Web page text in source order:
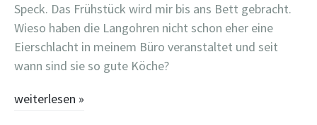
Speck. Das Frühstück wird mir bis ans Bett gebracht.
Wieso haben die Langohren nicht schon eher eine
Eierschlacht in meinem Büro veranstaltet und seit
wann sind sie so gute Köche?
weiterlesen »